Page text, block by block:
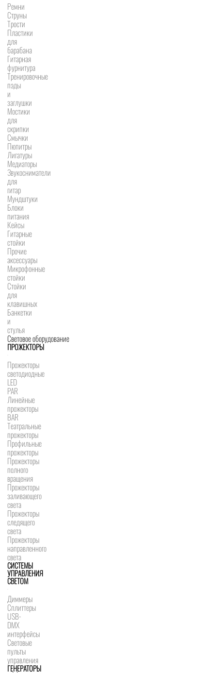
Ремни
Струны
Трости
Пластики
для
барабана
Гитарная
фурнитура
Тренировочные
пэды
и
заглушки
Мостики
для
скрипки
Смычки
Пюпитры
Лигатуры
Медиаторы
Звукосниматели
для
гитар
Мундштуки
Блоки
питания
Кейсы
Гитарные
стойки
Прочие
аксессуары
Микрофонные
стойки
Стойки
для
клавишных
Банкетки
и
стулья
Световое оборудование
ПРОЖЕКТОРЫ
Прожекторы
светодиодные
LED
PAR
Линейные
прожекторы
BAR
Театральные
прожекторы
Профильные
прожекторы
Прожекторы
полного
вращения
Прожекторы
заливающего
света
Прожекторы
следящего
света
Прожекторы
направленного
света
СИСТЕМЫ
УПРАВЛЕНИЯ
СВЕТОМ
Диммеры
Сплиттеры
USB-
DMX
интерфейсы
Световые
пульты
управления
ГЕНЕРАТОРЫ